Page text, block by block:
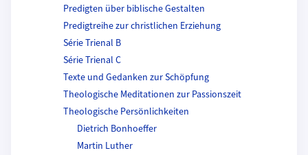
Predigten über biblische Gestalten
Predigtreihe zur christlichen Erziehung
Série Trienal B
Série Trienal C
Texte und Gedanken zur Schöpfung
Theologische Meditationen zur Passionszeit
Theologische Persönlichkeiten
Dietrich Bonhoeffer
Martin Luther